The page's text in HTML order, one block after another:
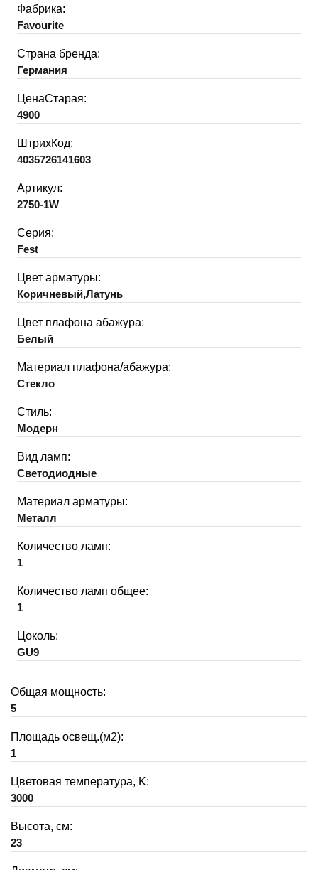
Фабрика:
Favourite
Страна бренда:
Германия
ЦенаСтарая:
4900
ШтрихКод:
4035726141603
Артикул:
2750-1W
Серия:
Fest
Цвет арматуры:
Коричневый,Латунь
Цвет плафона абажура:
Белый
Материал плафона/абажура:
Стекло
Стиль:
Модерн
Вид ламп:
Светодиодные
Материал арматуры:
Металл
Количество ламп:
1
Количество ламп общее:
1
Цоколь:
GU9
Общая мощность:
5
Площадь освещ.(м2):
1
Цветовая температура, K:
3000
Высота, см:
23